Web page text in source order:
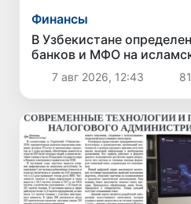
Финансы
В Узбекистане
банков и МФО на
деятельность
7 авг 2026, 12:43